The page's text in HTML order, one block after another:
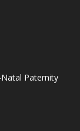
Paternity